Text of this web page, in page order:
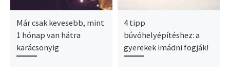
Már csak kevesebb, mint
1 hónap van hátra
karácsonyig
4 tipp
búvóhelyépítéshez: a
gyerekek imádni fogják!